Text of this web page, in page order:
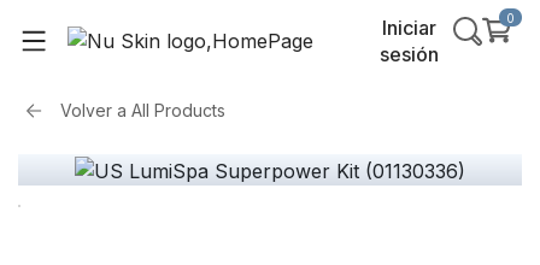
Iniciar
sesión
0
Volver a All Products